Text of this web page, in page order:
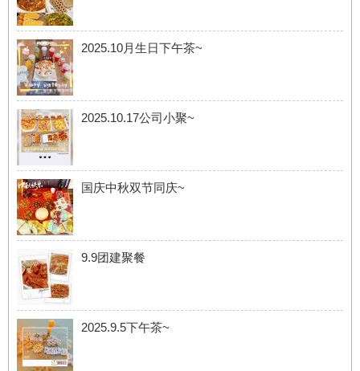
2025.10月生日下午茶~
2025.10.17公司小聚~
国庆中秋双节同庆~
9.9团建聚餐
2025.9.5下午茶~